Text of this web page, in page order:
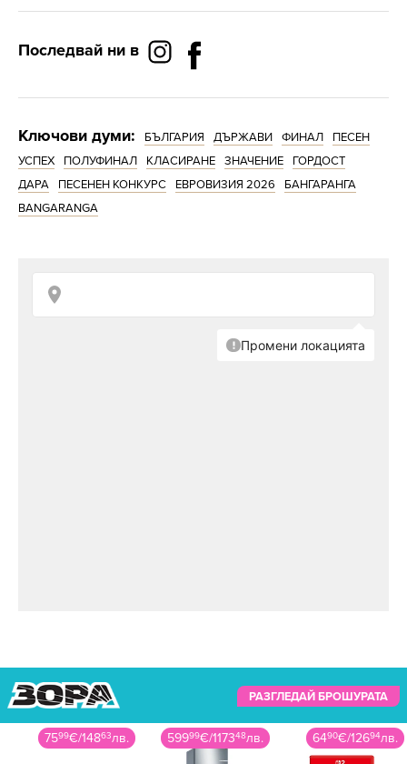
Последвай ни в
Ключови думи: БЪЛГАРИЯ ДЪРЖАВИ ФИНАЛ
ПЕСЕН
УСПЕХ
ПОЛУФИНАЛ КЛАСИРАНЕ ЗНАЧЕНИЕ
ГОРДОСТ
ДАРА
ПЕСЕНЕН КОНКУРС ЕВРОВИЗИЯ 2026
БАНГАРАНГА
BANGARANGA
РАЗГЛЕДАЙ БРОШУРАТА
7599€/14863лв. 59999€/117348лв. 6490€/12694лв.